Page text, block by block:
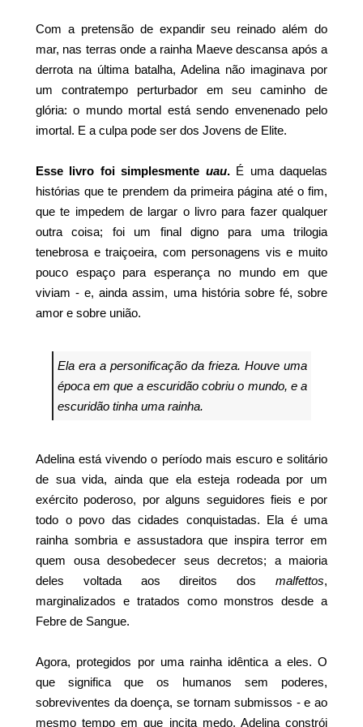
Com a pretensão de expandir seu reinado além do
mar, nas terras onde a rainha Maeve descansa após a
derrota na última batalha, Adelina não imaginava por
um contratempo perturbador em seu caminho de
glória: o mundo mortal está sendo envenenado pelo
imortal. E a culpa pode ser dos Jovens de Elite.
Esse livro foi simplesmente uau.É uma daquelas
histórias que te prendem da primeira página até o fim,
que te impedem de largar o livro para fazer qualquer
outra coisa; foi um final digno para uma trilogia
tenebrosa e traiçoeira, com personagens vis e muito
pouco espaço para esperança no mundo em que
viviam - e, ainda assim, uma história sobre fé, sobre
amor e sobre união.
Ela era a personificação da frieza. Houve uma
época em que a escuridão cobriu o mundo, e a
escuridão tinha uma rainha.
Adelina está vivendo o período mais escuro e solitário
de sua vida, ainda que ela esteja rodeada por um
exército poderoso, por alguns seguidores fieis e por
todo o povo das cidades conquistadas. Ela é uma
rainha sombria e assustadora que inspira terror em
quem ousa desobedecer seus decretos; a maioria
deles voltada aos direitos dos malfettos,
marginalizados e tratados como monstros desde a
Febre de Sangue.
Agora, protegidos por uma rainha idêntica a eles. O
que significa que os humanos sem poderes,
sobreviventes da doença, se tornam submissos - e ao
mesmo tempo em que incita medo, Adelina constrói